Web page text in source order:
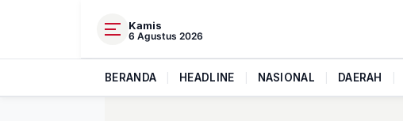
Kamis
6 Agustus 2026
BERANDA HEADLINE NASIONAL DAERAH